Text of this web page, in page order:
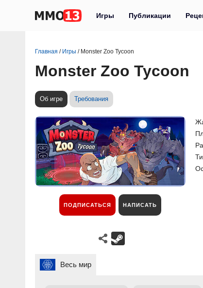
Игры Публикации
Главная / Игры / Monster Zoo Tycoon
Monster Zoo Tycoon
Об игре Требования
ПОДПИСАТЬСЯ НАПИСАТЬ
Весь мир